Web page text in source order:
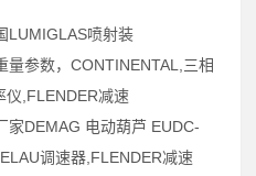
LUMIGLAS喷射装
量参数，CONTINENTAL,三相
仪,FLENDER减速
家DEMAG 电动葫芦 EUDC-
调速器,FLENDER减速